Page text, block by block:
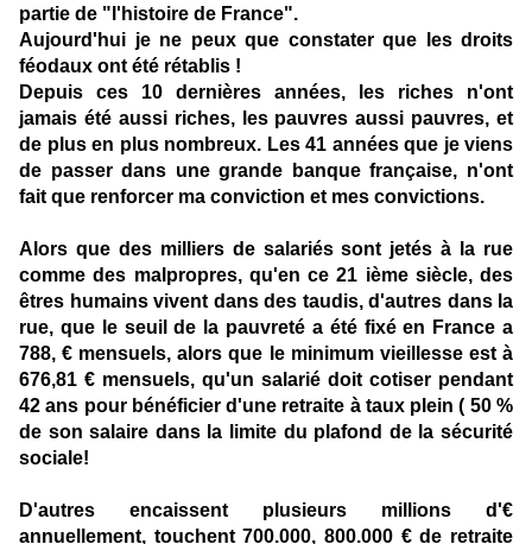
partie de "l'histoire de France".
Aujourd'hui je ne peux que constater que les droits
féodaux ont été rétablis !
Depuis ces 10 dernières années,
les riches n'ont
jamais été aussi riches, les pauvres aussi pauvres, et
de plus en plus nombreux. Les 41 années que je viens
de passer dans une grande banque française, n'ont
fait que renforcer ma conviction et mes convictions.
Alors que des milliers de salariés sont jetés à la rue
comme des malpropres, qu'en ce 21 ième siècle, des
êtres humains vivent dans des taudis, d'autres dans la
rue, que le seuil de la pauvreté a été fixé en France a
788, € mensuels,alors que le minimum vieillesse est à
676,81 € mensuels, qu'un salarié doit cotiser pendant
42 ans pour bénéficier d'une retraite à taux plein ( 50 %
de son salaire dans la limite du plafond de la sécurité
sociale!
D'autres encaissent plusieurs millions d'€
annuellement, touchent 700.000, 800.000 € de retraite